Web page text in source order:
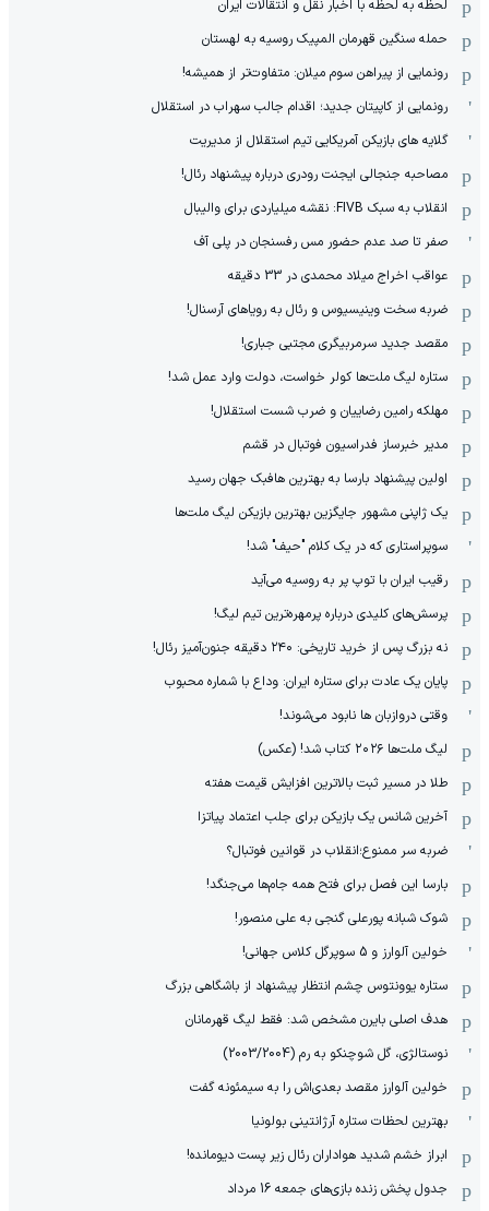
لحظه به لحظه با اخبار نقل و انتقالات ایران
حمله سنگین قهرمان المپیک روسیه به لهستان
رونمایی از پیراهن سوم میلان: متفاوت‌تر از همیشه!
رونمایی از کاپیتان جدید؛ اقدام جالب سهراب در استقلال
گلایه های بازیکن آمریکایی تیم استقلال از مدیریت
مصاحبه جنجالی ایجنت رودری درباره پیشنهاد رئال!
انقلاب به سبک FIVB: نقشه میلیاردی برای والیبال
صفر تا صد عدم حضور مس رفسنجان در پلی آف
عواقب اخراج میلاد محمدی در 33 دقیقه
ضربه سخت وینیسیوس و رئال به رویاهای آرسنال!
مقصد جدید سرمربیگری مجتبی جباری!
ستاره لیگ ملت‌ها کولر خواست، دولت وارد عمل شد!
مهلکه رامین رضاییان و ضرب شست استقلال!
مدیر خبرساز فدراسیون فوتبال در قشم
اولین پیشنهاد بارسا به بهترین هافبک جهان رسید
یک ژاپنی مشهور جایگزین بهترین بازیکن لیگ ملت‌ها
سوپراستاری که در یک کلام "حیف" شد!
رقیب ایران با توپ پر به روسیه می‌آید
پرسش‌های کلیدی درباره پرمهره‌ترین تیم لیگ!
نه بزرگ پس از خرید تاریخی: ۲۴۰ دقیقه جنون‌آمیز رئال!
پایان یک عادت برای ستاره ایران: وداع با شماره محبوب
وقتی دروازبان ها نابود می‌شوند!
لیگ ملت‌ها ٢٠٢۶ کتاب شد! (عکس)
طلا در مسیر ثبت بالاترین افزایش قیمت هفته
آخرین شانس یک بازیکن برای جلب اعتماد پیاتزا
ضربه سر ممنوع؛انقلاب در قوانین فوتبال؟
بارسا این فصل برای فتح همه جام‌ها می‌جنگد!
شوک شبانه پورعلی گنجی به علی منصور!
خولین آلوارز و 5 سوپرگل کلاس جهانی!
ستاره یوونتوس چشم انتظار پیشنهاد از باشگاهی بزرگ
هدف اصلی بایرن مشخص شد: فقط لیگ قهرمانان
نوستالژی، گل شوچنکو به رم (2003/2004)
خولین آلوارز مقصد بعدی‌اش را به سیمئونه گفت
بهترین لحظات ستاره آرژانتینی بولونیا
ابراز خشم شدید هواداران رئال زیر پست دیومانده!
جدول پخش زنده بازی‌های جمعه 16 مرداد